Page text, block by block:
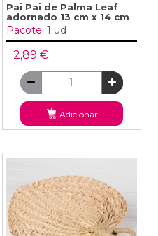
Pai Pai de Palma Leaf
adornado 13 cm x 14 cm
Pacote: 1 ud
2,89 €
Adicionar